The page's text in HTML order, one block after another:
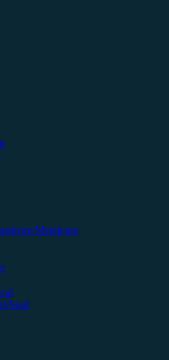
Metalcore
Soul